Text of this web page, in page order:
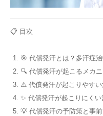
📋 目次
🎯 代償発汗とは？多汗症
🔍 代償発汗が起こるメカ
⚠️ 代償発汗が起こりやすい
✨ 代償発汗が起こりにくい
💡 代償発汗の予防策と事